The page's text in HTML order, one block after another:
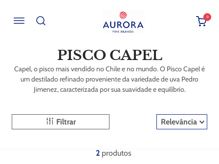
0
PISCO CAPEL
Capel, o pisco mais vendido no Chile e no mundo. O Pisco Capel é
um destilado refinado proveniente da variedade de uva Pedro
Jimenez, caracterizada por sua suavidade e equilíbrio.
Filtrar Relevância
2